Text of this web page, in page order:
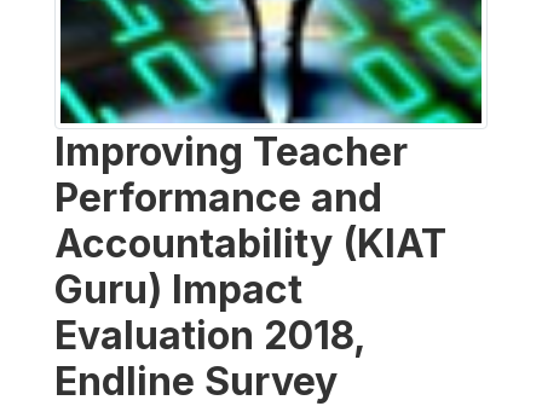
Improving Teacher
Performance and
Accountability (KIAT
Guru) Impact
Evaluation 2018,
Endline Survey